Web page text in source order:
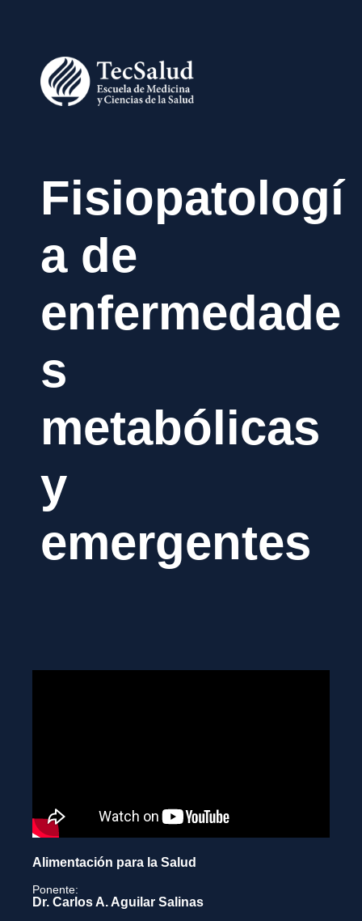
Fisiopatologí
a de
enfermedade
s
metabólicas
y
emergentes
Alimentación para la Salud
Ponente:
Dr. Carlos A. Aguilar Salinas